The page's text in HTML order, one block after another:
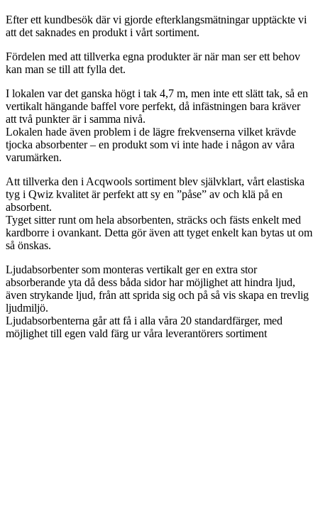
Efter ett kundbesök där vi gjorde efterklangsmätningar upptäckte vi
att det saknades en produkt i vårt sortiment.
Fördelen med att tillverka egna produkter är när man ser ett behov
kan man se till att fylla det.
I lokalen var det ganska högt i tak 4,7 m, men inte ett slätt tak, så en
vertikalt hängande baffel vore perfekt, då infästningen bara kräver
att två punkter är i samma nivå.
Lokalen hade även problem i de lägre frekvenserna vilket krävde
tjocka absorbenter – en produkt som vi inte hade i någon av våra
varumärken.
Att tillverka den i Acqwools sortiment blev självklart, vårt elastiska
tyg i Qwiz kvalitet är perfekt att sy en ”påse” av och klä på en
absorbent.
Tyget sitter runt om hela absorbenten, sträcks och fästs enkelt med
kardborre i ovankant. Detta gör även att tyget enkelt kan bytas ut om
så önskas.
Ljudabsorbenter som monteras vertikalt ger en extra stor
absorberande yta då dess båda sidor har möjlighet att hindra ljud,
även strykande ljud, från att sprida sig och på så vis skapa en trevlig
ljudmiljö.
Ljudabsorbenterna går att få i alla våra 20 standardfärger, med
möjlighet till egen vald färg ur våra leverantörers sortiment